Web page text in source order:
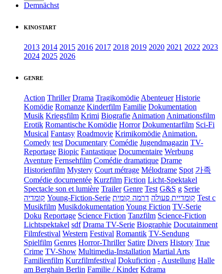
Demnächst
KINOSTART
2013 2014 2015 2016 2017 2018 2019 2020 2021 2022 2023
2024 2025 2026
GENRE
Action Thriller Drama Tragikomödie Abenteuer Historie
Komödie Romanze Kinderfilm Familie Dokumentation
Musik Kriegsfilm Krimi Biografie Animation Animationsfilm
Erotik Romantische Komödie Horror Dokumentarfilm Sci-Fi
Musical Fantasy Roadmovie Krimikomödie Animation.
Comedy test Documentary Comédie Jugendmagazin TV-
Reportage Biopic Fantastique Documentaire Werbung
Aventure Fernsehfilm Comédie dramatique Drame
Historienfilm Mystery Court métrage Mélodrame Spot 가족
Comédie documentée Kurzfilm Fiction Licht-Spektakel
Spectacle son et lumière Trailer Genre Test G&S g Serie
קומדיה Young-Fiction-Serie קומדיית פעולה דרמה קומית
Test c
Musikfilm Musikdokumentation Young Fiction TV-Serie
Doku Reportage Science Fiction Tanzfilm Science-Fiction
Lichtspektakel sdf Drama TV-Serie Biographie Docutainment
Filmfestival Western Festival Romantik TV-Sendung
Spielfilm Genres Horror-Thriller Satire Divers History True
Crime TV-Show Multimedia-Installation Martial Arts
Familienfilm Kurzfilmfestival Dokufiction - Austellung Halle
am Berghain Berlin Familie / Kinder Kdrama